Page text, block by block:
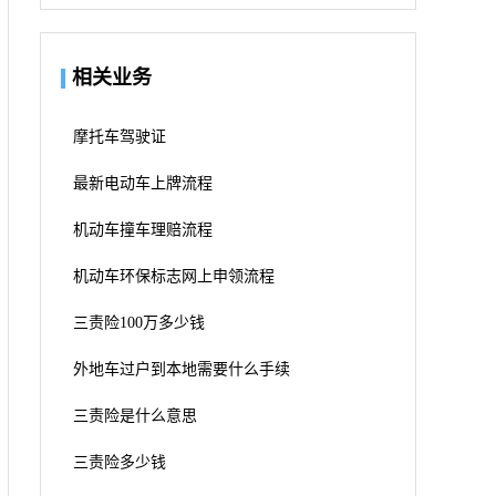
相关业务
摩托车驾驶证
最新电动车上牌流程
机动车撞车理赔流程
机动车环保标志网上申领流程
三责险100万多少钱
外地车过户到本地需要什么手续
三责险是什么意思
三责险多少钱